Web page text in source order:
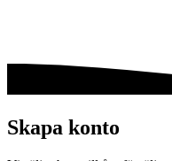
produktsidan
Skapa konto